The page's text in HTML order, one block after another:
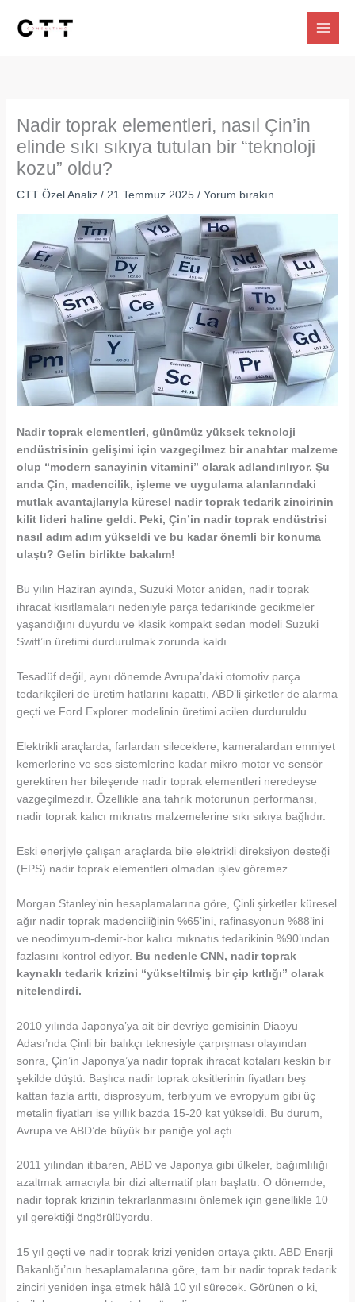
Nadir toprak elementleri, nasıl Çin’in
elinde sıkı sıkıya tutulan bir “teknoloji
kozu” oldu?
CTT Özel Analiz /21 Temmuz 2025/Yorum bırakın
Nadir toprak elementleri, günümüz yüksek teknoloji
endüstrisinin gelişimi için vazgeçilmez bir anahtar malzeme
olup “modern sanayinin vitamini” olarak adlandırılıyor. Şu
anda Çin, madencilik, işleme ve uygulama alanlarındaki
mutlak avantajlarıyla küresel nadir toprak tedarik zincirinin
kilit lideri haline geldi. Peki, Çin’in nadir toprak endüstrisi
nasıl adım adım yükseldi ve bu kadar önemli bir konuma
ulaştı? Gelin birlikte bakalım!
Bu yılın Haziran ayında, Suzuki Motor aniden, nadir toprak
ihracat kısıtlamaları nedeniyle parça tedarikinde gecikmeler
yaşandığını duyurdu ve klasik kompakt sedan modeli Suzuki
Swift’in üretimi durdurulmak zorunda kaldı.
Tesadüf değil, aynı dönemde Avrupa’daki otomotiv parça
tedarikçileri de üretim hatlarını kapattı, ABD’li şirketler de alarma
geçti ve Ford Explorer modelinin üretimi acilen durduruldu.
Elektrikli araçlarda, farlardan sileceklere, kameralardan emniyet
kemerlerine ve ses sistemlerine kadar mikro motor ve sensör
gerektiren her bileşende nadir toprak elementleri neredeyse
vazgeçilmezdir. Özellikle ana tahrik motorunun performansı,
nadir toprak kalıcı mıknatıs malzemelerine sıkı sıkıya bağlıdır.
Eski enerjiyle çalışan araçlarda bile elektrikli direksiyon desteği
(EPS) nadir toprak elementleri olmadan işlev göremez.
Morgan Stanley’nin hesaplamalarına göre, Çinli şirketler küresel
ağır nadir toprak madenciliğinin %65’ini, rafinasyonun %88’ini
ve neodimyum-demir-bor kalıcı mıknatıs tedarikinin %90’ından
fazlasını kontrol ediyor. Bu nedenle CNN, nadir toprak
kaynaklı tedarik krizini “yükseltilmiş bir çip kıtlığı” olarak
nitelendirdi.
2010 yılında Japonya’ya ait bir devriye gemisinin Diaoyu
Adası’nda Çinli bir balıkçı teknesiyle çarpışması olayından
sonra, Çin’in Japonya’ya nadir toprak ihracat kotaları keskin bir
şekilde düştü. Başlıca nadir toprak oksitlerinin fiyatları beş
kattan fazla arttı, disprosyum, terbiyum ve evropyum gibi üç
metalin fiyatları ise yıllık bazda 15-20 kat yükseldi. Bu durum,
Avrupa ve ABD’de büyük bir paniğe yol açtı.
2011 yılından itibaren, ABD ve Japonya gibi ülkeler, bağımlılığı
azaltmak amacıyla bir dizi alternatif plan başlattı. O dönemde,
nadir toprak krizinin tekrarlanmasını önlemek için genellikle 10
yıl gerektiği öngörülüyordu.
15 yıl geçti ve nadir toprak krizi yeniden ortaya çıktı. ABD Enerji
Bakanlığı’nın hesaplamalarına göre, tam bir nadir toprak tedarik
zinciri yeniden inşa etmek hâlâ 10 yıl sürecek. Görünen o ki,